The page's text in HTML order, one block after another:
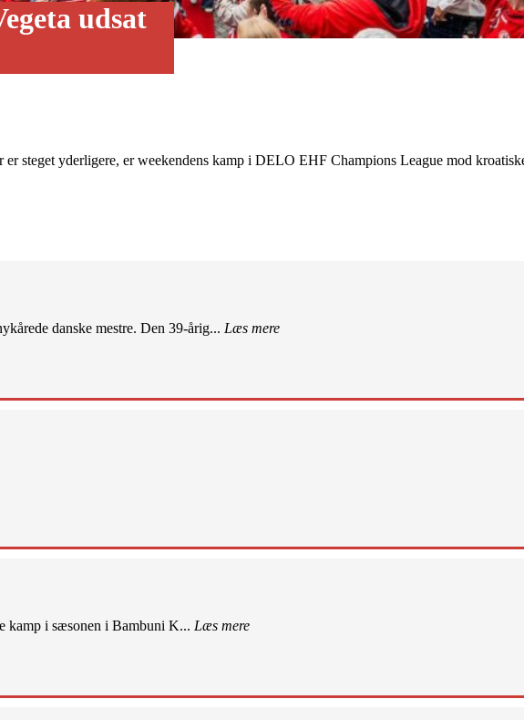
udsat
steget yderligere, er weekendens kamp i DELO EHF Champions League mod
danske mestre. Den 39-årig... Læs mere
kamp i sæsonen i Bambuni K... Læs mere